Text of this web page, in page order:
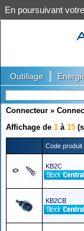
Outillage
Connecteur »
Affichage de 1 à 15
Code produit
KB2C
KB2CB
En poursuivant